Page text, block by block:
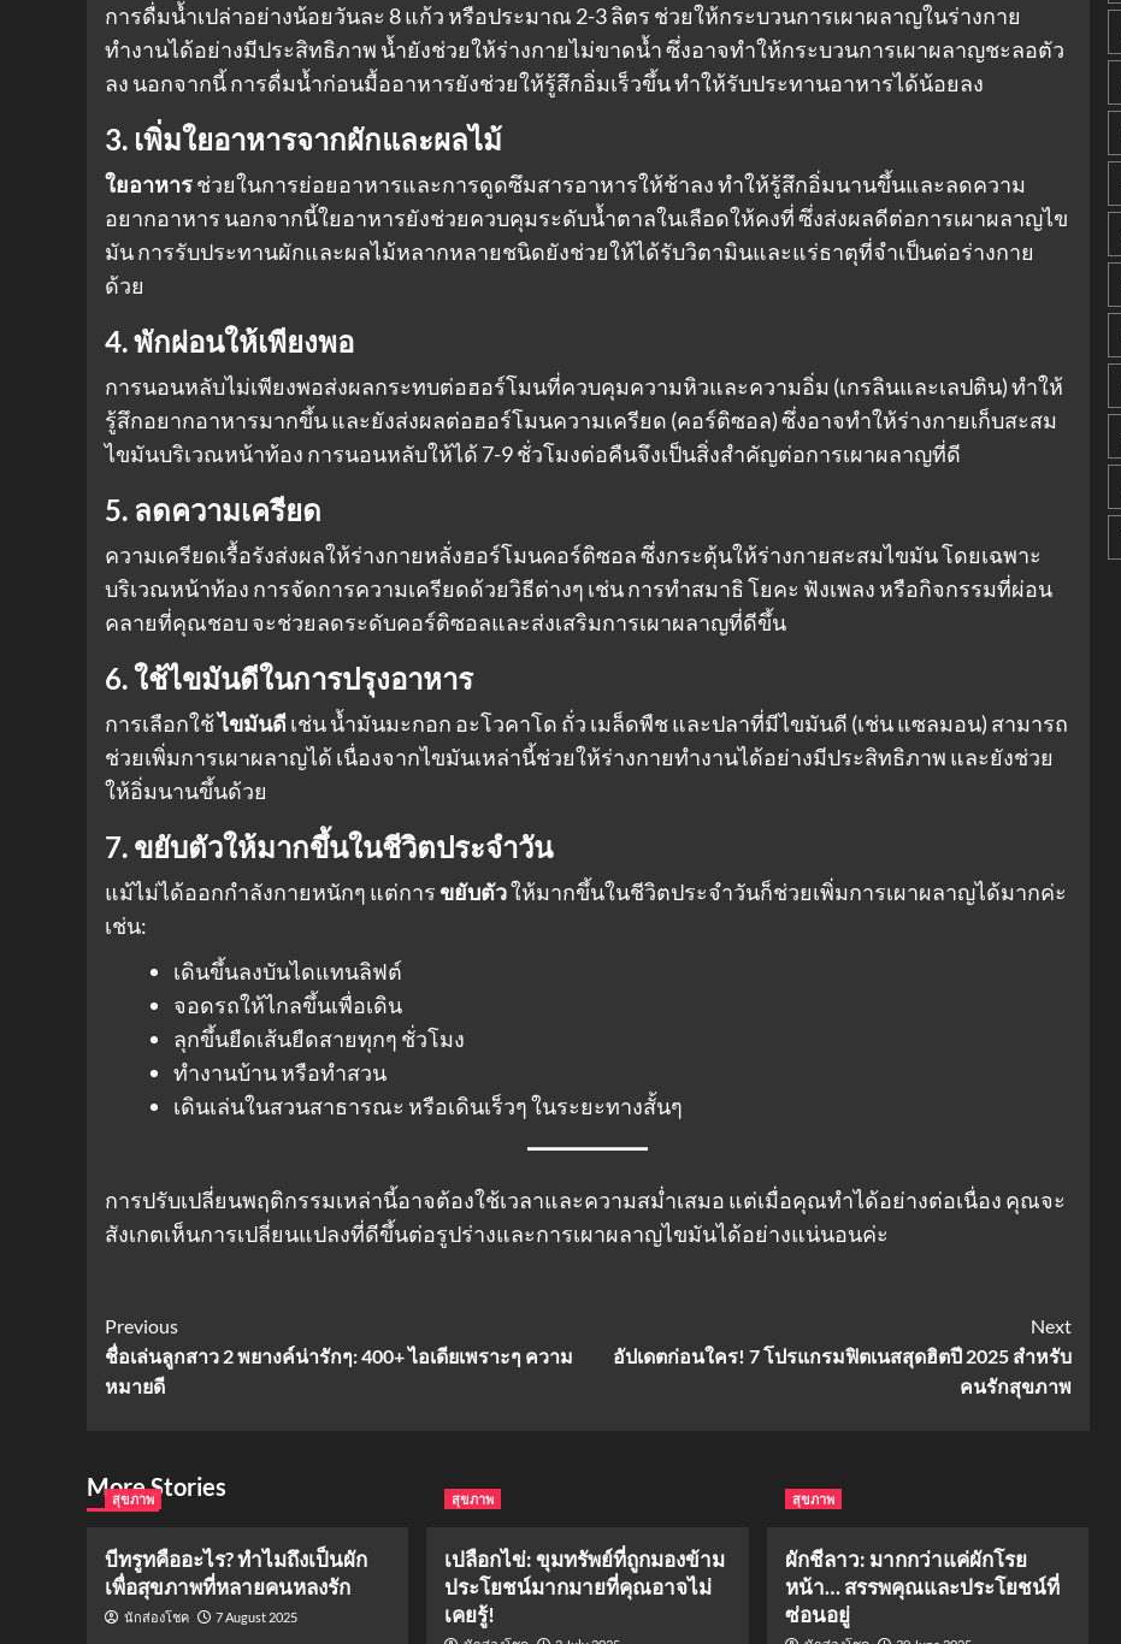
การดื่มน้ำเปล่าอย่างน้อยวันละ 8 แก้ว หรือประมาณ 2-3 ลิตร ช่วยให้กระบวนการเผาผลาญในร่างกาย
ทำงานได้อย่างมีประสิทธิภาพ น้ำยังช่วยให้ร่างกายไม่ขาดน้ำ ซึ่งอาจทำให้กระบวนการเผาผลาญชะลอตัว
ลง นอกจากนี้ การดื่มน้ำก่อนมื้ออาหารยังช่วยให้รู้สึกอิ่มเร็วขึ้น ทำให้รับประทานอาหารได้น้อยลง
3. เพิ่มใยอาหารจากผักและผลไม้
ใยอาหารช่วยในการย่อยอาหารและการดูดซึมสารอาหารให้ช้าลง ทำให้รู้สึกอิ่มนานขึ้นและลดความ
อยากอาหาร นอกจากนี้ใยอาหารยังช่วยควบคุมระดับน้ำตาลในเลือดให้คงที่ ซึ่งส่งผลดีต่อการเผาผลาญไข
มัน การรับประทานผักและผลไม้หลากหลายชนิดยังช่วยให้ได้รับวิตามินและแร่ธาตุที่จำเป็นต่อร่างกาย
ด้วย
4. พักผ่อนให้เพียงพอ
การนอนหลับไม่เพียงพอส่งผลกระทบต่อฮอร์โมนที่ควบคุมความหิวและความอิ่ม (เกรลินและเลปติน) ทำให้
รู้สึกอยากอาหารมากขึ้น และยังส่งผลต่อฮอร์โมนความเครียด (คอร์ติซอล) ซึ่งอาจทำให้ร่างกายเก็บสะสม
ไขมันบริเวณหน้าท้อง การนอนหลับให้ได้ 7-9 ชั่วโมงต่อคืนจึงเป็นสิ่งสำคัญต่อการเผาผลาญที่ดี
5. ลดความเครียด
ความเครียดเรื้อรังส่งผลให้ร่างกายหลั่งฮอร์โมนคอร์ติซอล ซึ่งกระตุ้นให้ร่างกายสะสมไขมัน โดยเฉพาะ
บริเวณหน้าท้อง การจัดการความเครียดด้วยวิธีต่างๆ เช่น การทำสมาธิ โยคะ ฟังเพลง หรือกิจกรรมที่ผ่อน
คลายที่คุณชอบ จะช่วยลดระดับคอร์ติซอลและส่งเสริมการเผาผลาญที่ดีขึ้น
6. ใช้ไขมันดีในการปรุงอาหาร
การเลือกใช้ไขมันดี เช่น น้ำมันมะกอก อะโวคาโด ถั่ว เมล็ดพืช และปลาที่มีไขมันดี (เช่น แซลมอน) สามารถ
ช่วยเพิ่มการเผาผลาญได้ เนื่องจากไขมันเหล่านี้ช่วยให้ร่างกายทำงานได้อย่างมีประสิทธิภาพ และยังช่วย
ให้อิ่มนานขึ้นด้วย
7. ขยับตัวให้มากขึ้นในชีวิตประจำวัน
แม้ไม่ได้ออกกำลังกายหนักๆ แต่การ ขยับตัวให้มากขึ้นในชีวิตประจำวันก็ช่วยเพิ่มการเผาผลาญได้มากค่ะ
เช่น:
เดินขึ้นลงบันไดแทนลิฟต์
จอดรถให้ไกลขึ้นเพื่อเดิน
ลุกขึ้นยืดเส้นยืดสายทุกๆ ชั่วโมง
ทำงานบ้าน หรือทำสวน
เดินเล่นในสวนสาธารณะ หรือเดินเร็วๆ ในระยะทางสั้นๆ
การปรับเปลี่ยนพฤติกรรมเหล่านี้อาจต้องใช้เวลาและความสม่ำเสมอ แต่เมื่อคุณทำได้อย่างต่อเนื่อง คุณจะ
สังเกตเห็นการเปลี่ยนแปลงที่ดีขึ้นต่อรูปร่างและการเผาผลาญไขมันได้อย่างแน่นอนค่ะ
Post
Navigation
Previous
ชื่อเล่นลูกสาว 2 พยางค์น่ารักๆ: 400+ ไอเดียเพราะๆ ความ
หมายดี
Next
อัปเดตก่อนใคร! 7 โปรแกรมฟิตเนสสุดฮิตปี 2025 สำหรับ
คนรักสุขภาพ
More Stories
สุขภาพ
บีทรูทคืออะไร? ทำไมถึงเป็นผัก
เพื่อสุขภาพที่หลายคนหลงรัก
นักส่องโชค 7 August 2025
สุขภาพ
เปลือกไข่: ขุมทรัพย์ที่ถูกมองข้าม
ประโยชน์มากมายที่คุณอาจไม่
เคยรู้!
สุขภาพ
ผักชีลาว: มากกว่าแค่ผักโรย
หน้า… สรรพคุณและประโยชน์ที่
ซ่อนอยู่